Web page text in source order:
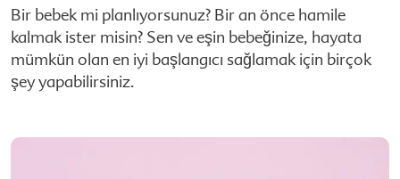
Bir bebek mi planlıyorsunuz? Bir an önce hamile
kalmak ister misin? Sen ve eşin bebeğinize, hayata
mümkün olan en iyi başlangıcı sağlamak için birçok
şey yapabilirsiniz.